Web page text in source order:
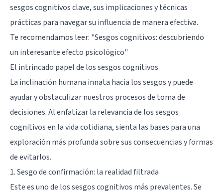
sesgos cognitivos clave, sus implicaciones y técnicas
prácticas para navegar su influencia de manera efectiva.
Te recomendamos leer: "Sesgos cognitivos: descubriendo
un interesante efecto psicológico"
El intrincado papel de los sesgos cognitivos
La inclinación humana innata hacia los sesgos y puede
ayudar y obstaculizar nuestros procesos de toma de
decisiones. Al enfatizar la relevancia de los sesgos
cognitivos en la vida cotidiana, sienta las bases para una
exploración más profunda sobre sus consecuencias y formas
de evitarlos.
1. Sesgo de confirmación: la realidad filtrada
Este es uno de los sesgos cognitivos más prevalentes. Se